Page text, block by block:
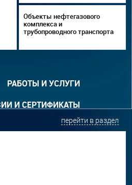
Объекты нефтегазового
комплекса и
трубопроводного транспорта
РАБОТЫ И УСЛУГИ
И СЕРТИФИКАТЫ
перейти в раздел